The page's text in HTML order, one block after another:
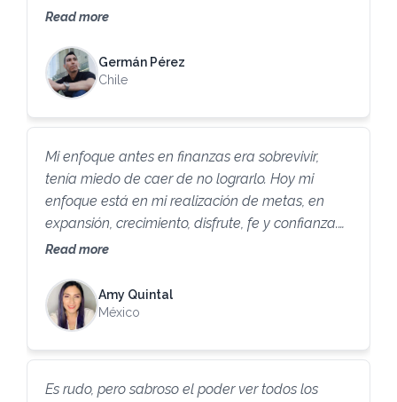
aumentar tus estándares. Gracias!!!
Read more
Germán Pérez
Chile
Mi enfoque antes en finanzas era sobrevivir,
tenía miedo de caer de no lograrlo. Hoy mi
enfoque está en mi realización de metas, en
expansión, crecimiento, disfrute, fe y confianza.
Hoy veo estos temas como oportunidades. En
abundante y feliz.
Read more
Amy Quintal
México
Es rudo, pero sabroso el poder ver todos los